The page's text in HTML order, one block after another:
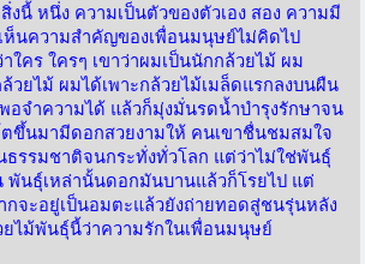
หนึ่ง ความเป็นตัวของตัวเอง สอง ความมี
นความสำคัญของเพื่อนมนุษย์ไม่คิดไป
ใคร ใครๆ เขาว่าผมเป็นนักกล้วยไม้ ผม
วยไม้ ผมได้เพาะกล้วยไม้เมล็ดแรกลงบนผืน
จำความได้ แล้วก็มุ่งมั่นรดน้ำบำรุงรักษาจน
ตขึ้นมามีดอกสวยงามให้ คนเขาชื่นชมสมใจ
ธรรมชาติจนกระทั่งทั่วโลก แต่ว่าไม่ใช่พันธุ์
พันธุ์เหล่านั้นดอกมันบานแล้วก็โรยไป แต่
จะอยู่เป็นอมตะแล้วยังถ่ายทอดสู่ชนรุ่นหลัง
ไม้พันธุ์นี้ว่าความรักในเพื่อนมนุษย์